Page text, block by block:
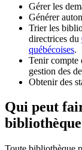
Gérer les
Générer
Trier les
directrices du
québécoises.
Tenir compte
gestion des
Obtenir des
Qui peut